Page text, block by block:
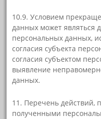
10.9. Условием
данных может являться
персональных данных,
согласия субъекта
согласия субъектом
выявление
данных.
11. Перечень действий,
полученными